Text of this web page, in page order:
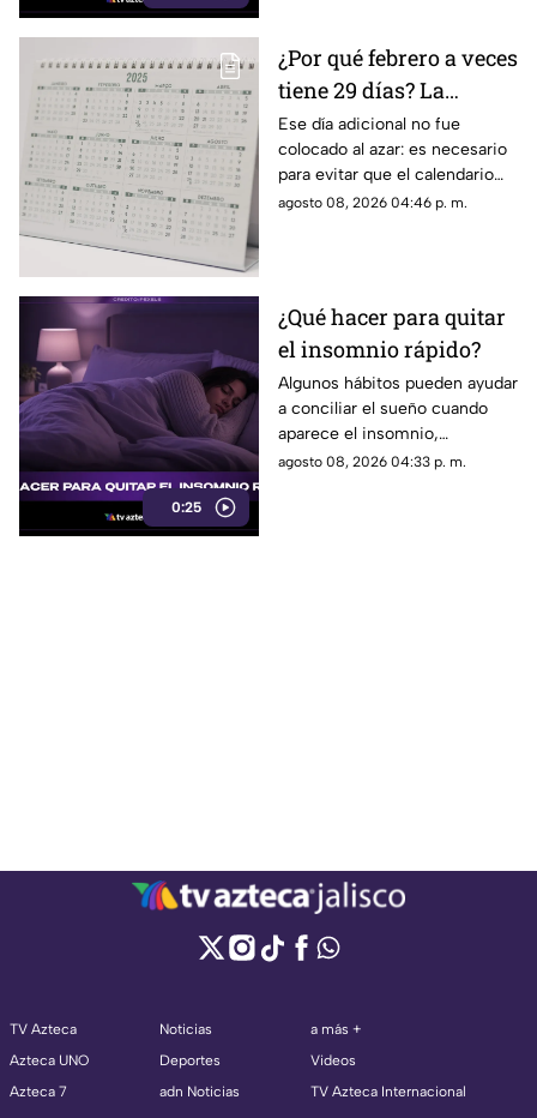
¿Por qué febrero a veces
tiene 29 días? La
curiosa razón detrás de
los años bisiestos
Ese día adicional no fue
colocado al azar: es necesario
para evitar que el calendario
pierda sincronía con las
agosto 08, 2026 04:46 p. m.
0:25
¿Qué hacer para quitar
el insomnio rápido?
Algunos hábitos pueden ayudar
a conciliar el sueño cuando
aparece el insomnio,
especialmente reducir la
agosto 08, 2026 04:33 p. m.
TV Azteca
Azteca UNO
Azteca 7
Noticias
Deportes
adn Noticias
a más +
Videos
TV Azteca Internacional